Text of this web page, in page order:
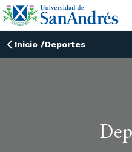
Inicio /Deportes